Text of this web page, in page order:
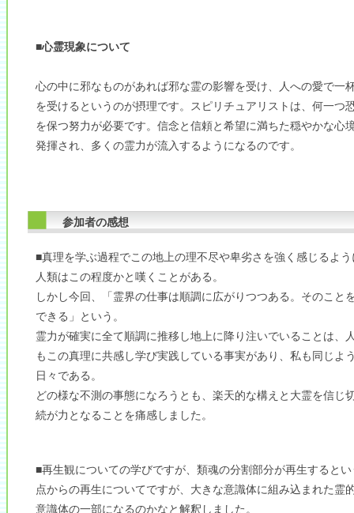
■心霊現象について
心の中に邪なものがあれば邪な霊の影響を受け、人への愛で一
を受けるというのが摂理です。スピリチュアリストは、何一つ
を保つ努力が必要です。信念と信頼と希望に満ちた穏やかな心
発揮され、多くの霊力が流入するようになるのです。
参加者の感想
■真理を学ぶ過程でこの地上の理不尽や卑劣さを強く感じるよ
人類はこの程度かと嘆くことがある。
しかし今回、「霊界の仕事は順調に広がりつつある。そのこと
できる」という。
霊力が確実に全て順調に推移し地上に降り注いでいることは、
もこの真理に共感し学び実践している事実があり、私も同じよ
日々である。
どの様な不測の事態になろうとも、楽天的な構えと大霊を信じ
続が力となることを痛感しました。
■再生観についての学びですが、類魂の分割部分が再生すると
点からの再生についてですが、大きな意識体に組み込まれた霊
意識体の一部になるのかなと解釈しました。